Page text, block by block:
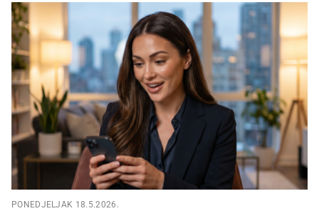
PONEDJELJAK 18.5.2026.